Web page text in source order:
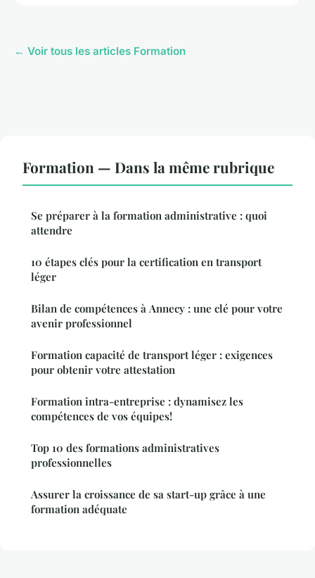
← Voir tous les articles Formation
Formation — Dans la même rubrique
Se préparer à la formation administrative : quoi
attendre
10 étapes clés pour la certification en transport
léger
Bilan de compétences à Annecy : une clé pour votre
avenir professionnel
Formation capacité de transport léger : exigences
pour obtenir votre attestation
Formation intra-entreprise : dynamisez les
compétences de vos équipes!
Top 10 des formations administratives
professionnelles
Assurer la croissance de sa start-up grâce à une
formation adéquate